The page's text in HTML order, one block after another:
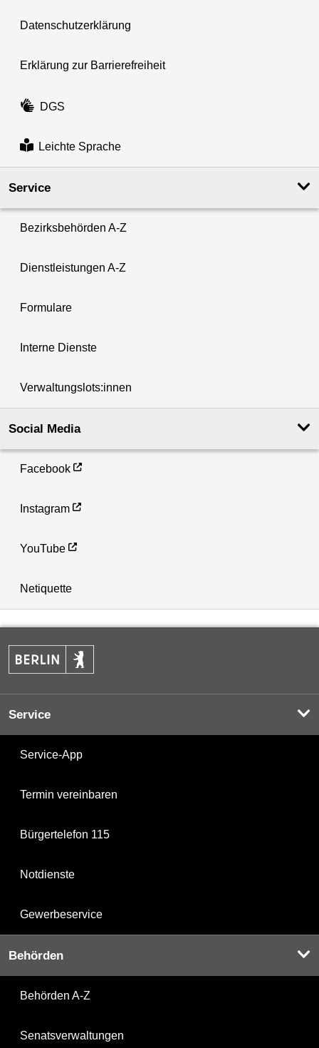
Datenschutzerklärung
Erklärung zur Barrierefreiheit
DGS
Leichte Sprache
Service
Bezirksbehörden A-Z
Dienstleistungen A-Z
Formulare
Interne Dienste
Verwaltungslots:innen
Social Media
Facebook
Instagram
YouTube
Netiquette
Service
Service-App
Termin vereinbaren
Bürgertelefon 115
Notdienste
Gewerbeservice
Behörden
Behörden A-Z
Senatsverwaltungen